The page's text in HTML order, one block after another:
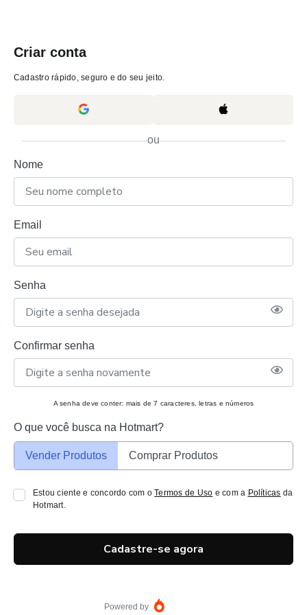
Criar conta
Cadastro rápido, seguro e do seu jeito.
ou
Nome
Email
Senha
Confirmar senha
A senha deve conter: mais de 7 caracteres, letras e números
O que você busca na Hotmart?
Vender Produtos Comprar Produtos
Estou ciente e concordo com oTermos de Uso e com a Políticas da
Hotmart.
Cadastre-se agora
Powered by